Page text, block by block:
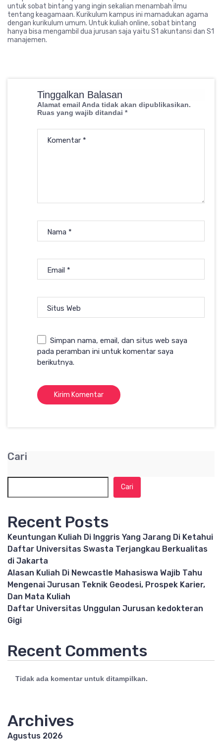
untuk sobat bintang yang ingin sekalian menambah ilmu
tentang keagamaan. Kurikulum kampus ini mamadukan agama
dengan kurikulum umum. Untuk kuliah online, sobat bintang
hanya bisa mengambil dua jurusan saja yaitu S1 akuntansi dan S1
manajemen.
Tinggalkan Balasan
Alamat email Anda tidak akan dipublikasikan.
Ruas yang wajib ditandai *
Komentar *
Nama *
Email *
Situs Web
Simpan nama, email, dan situs web saya
pada peramban ini untuk komentar saya
berikutnya.
Cari
Cari
Recent Posts
Keuntungan Kuliah Di Inggris Yang Jarang Di Ketahui
Daftar Universitas Swasta Terjangkau Berkualitas
di Jakarta
Alasan Kuliah Di Newcastle Mahasiswa Wajib Tahu
Mengenai Jurusan Teknik Geodesi, Prospek Karier,
Dan Mata Kuliah
Daftar Universitas Unggulan Jurusan kedokteran
Gigi
Recent Comments
Tidak ada komentar untuk ditampilkan.
Archives
Agustus 2026